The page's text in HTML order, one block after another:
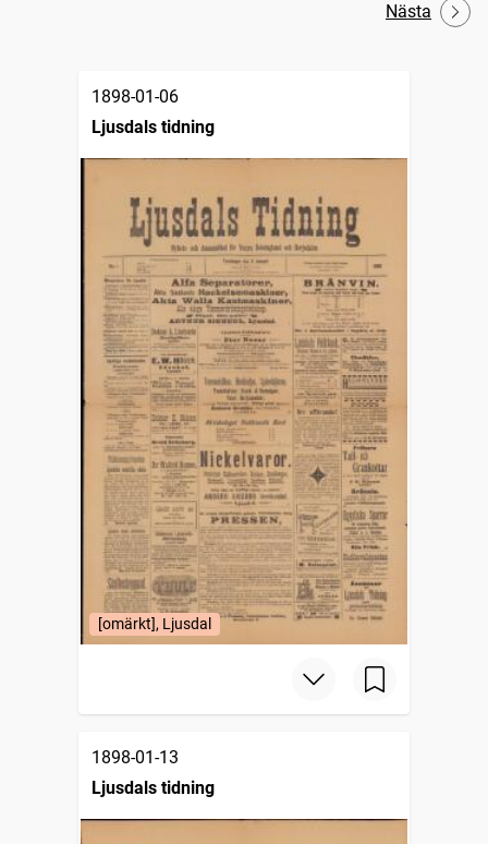
Nästa
1898-01-06
Ljusdals tidning
[omärkt], Ljusdal
1898-01-13
Ljusdals tidning